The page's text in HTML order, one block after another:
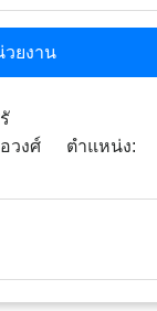
ยงาน
วงศ์
ตำแหน่ง: